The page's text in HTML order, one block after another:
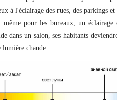
à l'éclairage des rues, des parkings
même pour les bureaux, un éclairage
dans un salon, ses habitants
chaude.